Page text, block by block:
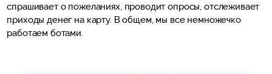
спрашивает о пожеланиях, проводит опросы, отслеживает
приходы денег на карту. В общем, мы все немножечко
работаем ботами.